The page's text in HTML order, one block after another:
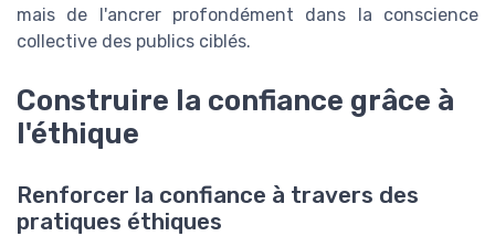
mais de l'ancrer profondément dans la conscience
collective des publics ciblés.
Construire la confiance grâce à
l'éthique
Renforcer la confiance à travers des
pratiques éthiques